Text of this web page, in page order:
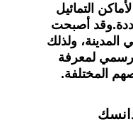
التمائيل
أصبحت
المدينة، ولذلك
رسمي لمعرفة
المختلفة.